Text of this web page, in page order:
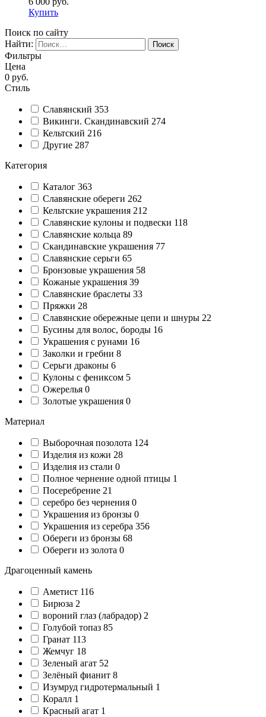
Купить
Поиск по сайту
Найти:
Фильтры
Цена
0 руб.
Стиль
Славянский 353
Викинги. Скандинавский 274
Кельтский 216
Другие 287
Категория
Каталог 363
Славянские обереги 262
Кельтские украшения 212
Славянские кулоны и подвески 118
Славянские кольца 89
Cкандинавские украшения 77
Славянские серьги 65
Бронзовые украшения 58
Кожаные украшения 39
Славянские браслеты 33
Пряжки 28
Славянские обережные цепи и шнуры 22
Бусины для волос, бороды 16
Украшения с рунами 16
Заколки и гребни 8
Серьги драконы 6
Кулоны с фениксом 5
Ожерелья 0
Золотые украшения 0
Материал
Выборочная позолота 124
Изделия из кожи 28
Изделия из стали 0
Полное чернение одной птицы 1
Посеребрение 21
серебро без чернения 0
Украшения из бронзы 0
Украшения из серебра 356
Обереги из бронзы 68
Обереги из золота 0
Драгоценный камень
Аметист 116
Бирюза 2
вороний глаз (лабрадор) 2
Голубой топаз 85
Гранат 113
Жемчуг 18
Зеленый агат 52
Зелёный фианит 8
Изумруд гидротермальный 1
Коралл 1
Красный агат 1